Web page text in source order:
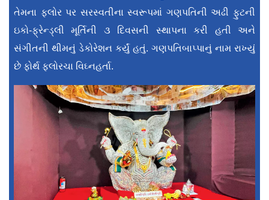
તેમના ફ્લોર પર સરસ્વતીના સ્વરૂપમાં ગણપતિની અઢી ફુટની
ઇકો-ફ્રેન્ડ્લી મૂર્તિની ૩ દિવસની સ્થાપના કરી હતી અને
સંગીતની થીમનું ડેકોરેશન કર્યું હતું. ગણપતિબાપ્પાનું નામ રાખ્યું
છે ફોર્થ ફ્લોરચા વિઘ્નહર્તા.